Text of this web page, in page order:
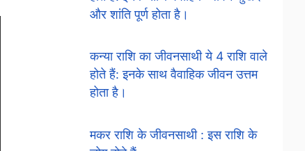
और शांति पूर्ण होता है।
कन्या राशि का जीवनसाथी ये 4 राशि वाले
होते हैं: इनके साथ वैवाहिक जीवन उत्तम
होता है।
मकर राशि के जीवनसाथी : इस राशि के